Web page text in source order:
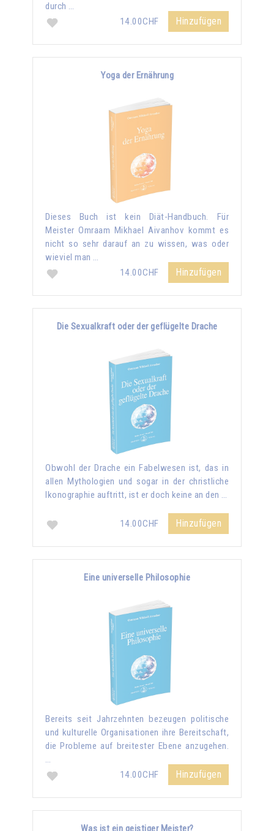
durch …
14.00CHF
Hinzufügen
Yoga der Ernährung
Dieses Buch ist kein Diät-Handbuch. Für
Meister Omraam Mikhael Aivanhov kommt es
nicht so sehr darauf an zu wissen, was oder
wieviel man …
14.00CHF
Hinzufügen
Die Sexualkraft oder der geflügelte Drache
Obwohl der Drache ein Fabelwesen ist, das in
allen Mythologien und sogar in der christliche
Ikonographie auftritt, ist er doch keine an den …
14.00CHF Hinzufügen
Eine universelle Philosophie
Bereits seit Jahrzehnten bezeugen politische
und kulturelle Organisationen ihre Bereitschaft,
die Probleme auf breitester Ebene anzugehen.
…
14.00CHF
Hinzufügen
Was ist ein geistiger Meister?